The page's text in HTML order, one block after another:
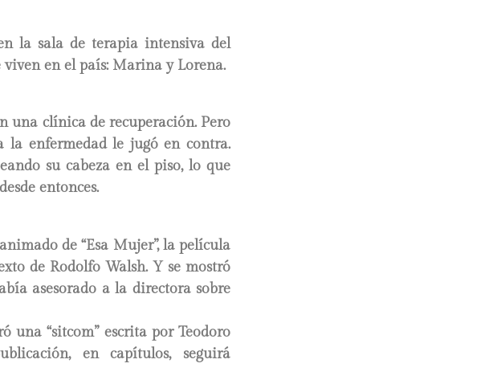
la sala de terapia intensiva del
en el país: Marina y Lorena.
una clínica de recuperación. Pero
la enfermedad le jugó en contra.
su cabeza en el piso, lo que
entonces.
de “Esa Mujer”, la película
de Rodolfo Walsh. Y se mostró
asesorado a la directora sobre
una “sitcom” escrita por Teodoro
en capítulos, seguirá